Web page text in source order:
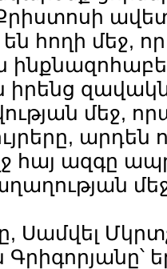
Քրիստոսի
են հողի մեջ,
իրենց
մեջ,
արդեն
հայ ազգը
Սամվել
Գրիգորյանը՝